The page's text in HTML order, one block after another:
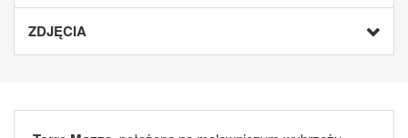
ZDJĘCIA